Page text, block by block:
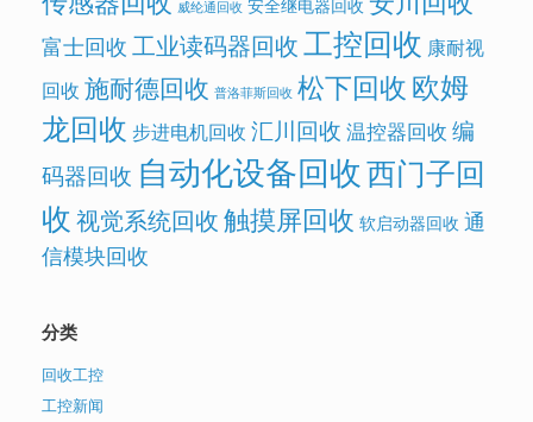
威纶通回收
富士回收 工业读码器回收工控回收 康耐视
回收 施耐德回收 普洛菲斯回收 松下回收欧姆
龙回收 步进电机回收 汇川回收 温控器回收 编
码器回收 自动化设备回收西门子回
收视觉系统回收触摸屏回收 软启动器回收 通
信模块回收
分类
回收工控
工控新闻